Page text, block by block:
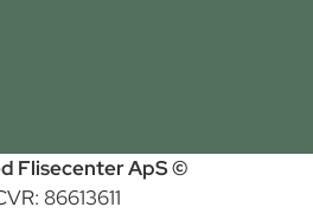
Flisecenter ApS ©
86613611